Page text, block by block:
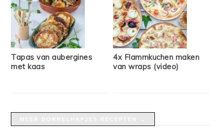
Tapas van aubergines
met kaas
4x Flammkuchen maken
van wraps (video)